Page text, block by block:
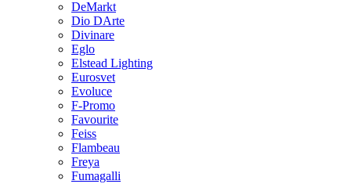
DeMarkt
Dio DArte
Divinare
Eglo
Elstead Lighting
Eurosvet
Evoluce
F-Promo
Favourite
Feiss
Flambeau
Freya
Fumagalli